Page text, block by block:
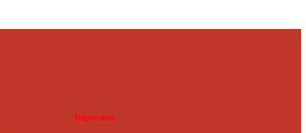
Impresión